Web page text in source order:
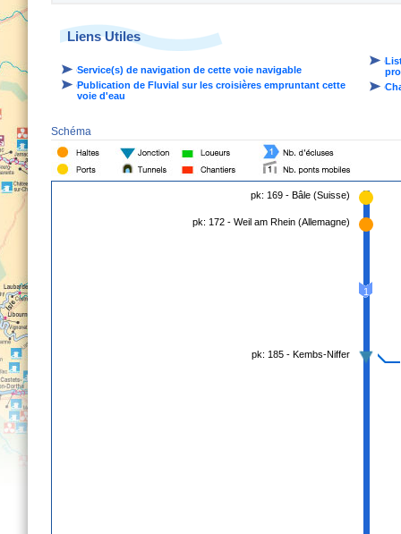
Liens Utiles
Service(s) de navigation de cette voie navigable
Publication de Fluvial sur les croisières empruntant cette
voie d'eau
Schéma
pk: 169 - Bâle (Suisse)
pk: 172 - Weil am Rhein (Allemagne)
1
pk: 185 - Kembs-Niffer